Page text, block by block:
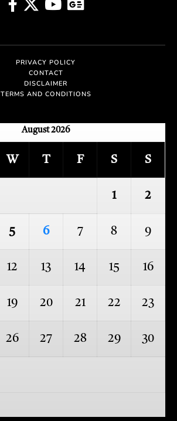
PRIVACY POLICY
CONTACT
DISCLAIMER
TERMS AND CONDITIONS
August 2026
W T F S S
1 2
5 6 7 8 9
12 13 14 15 16
19 20 21 22 23
26 27 28 29 30